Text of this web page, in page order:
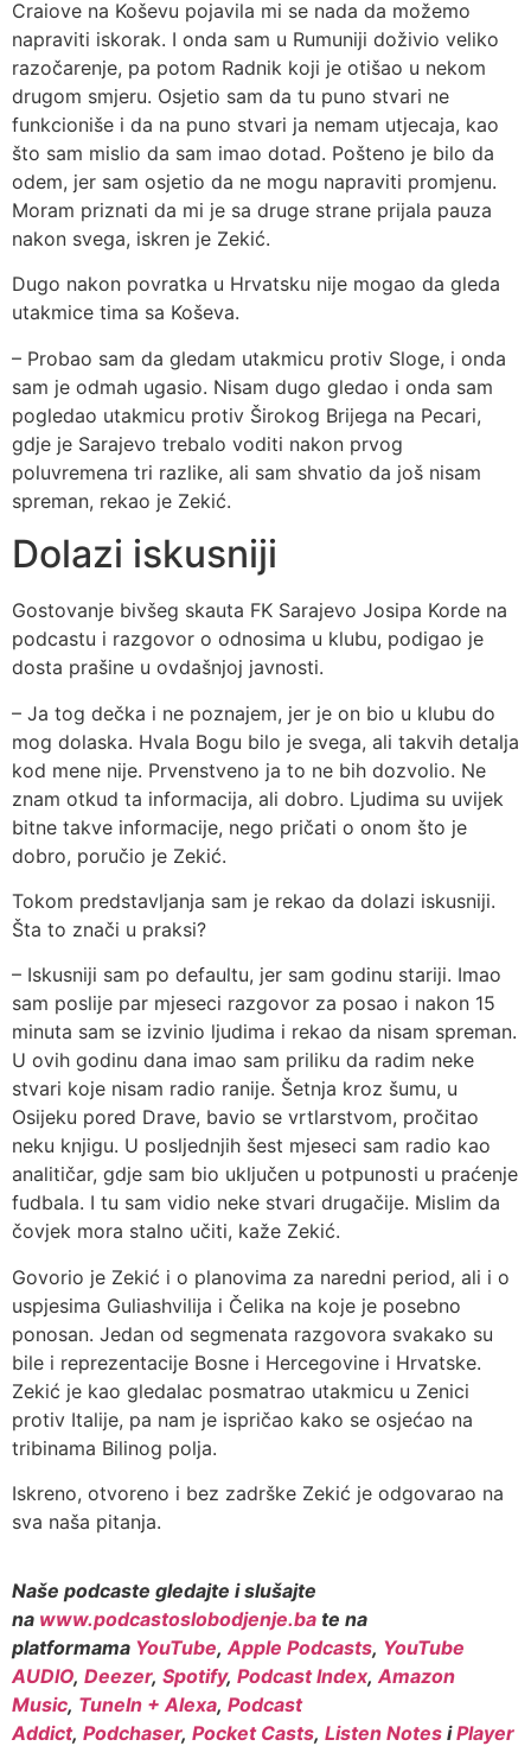
Craiove na Koševu pojavila mi se nada da možemo
napraviti iskorak. I onda sam u Rumuniji doživio veliko
razočarenje, pa potom Radnik koji je otišao u nekom
drugom smjeru. Osjetio sam da tu puno stvari ne
funkcioniše i da na puno stvari ja nemam utjecaja, kao
što sam mislio da sam imao dotad. Pošteno je bilo da
odem, jer sam osjetio da ne mogu napraviti promjenu.
Moram priznati da mi je sa druge strane prijala pauza
nakon svega, iskren je Zekić.
Dugo nakon povratka u Hrvatsku nije mogao da gleda
utakmice tima sa Koševa.
– Probao sam da gledam utakmicu protiv Sloge, i onda
sam je odmah ugasio. Nisam dugo gledao i onda sam
pogledao utakmicu protiv Širokog Brijega na Pecari,
gdje je Sarajevo trebalo voditi nakon prvog
poluvremena tri razlike, ali sam shvatio da još nisam
spreman, rekao je Zekić.
Dolazi iskusniji
Gostovanje bivšeg skauta FK Sarajevo Josipa Korde na
podcastu i razgovor o odnosima u klubu, podigao je
dosta prašine u ovdašnjoj javnosti.
– Ja tog dečka i ne poznajem, jer je on bio u klubu do
mog dolaska. Hvala Bogu bilo je svega, ali takvih detalja
kod mene nije. Prvenstveno ja to ne bih dozvolio. Ne
znam otkud ta informacija, ali dobro. Ljudima su uvijek
bitne takve informacije, nego pričati o onom što je
dobro, poručio je Zekić.
Tokom predstavljanja sam je rekao da dolazi iskusniji.
Šta to znači u praksi?
– Iskusniji sam po defaultu, jer sam godinu stariji. Imao
sam poslije par mjeseci razgovor za posao i nakon 15
minuta sam se izvinio ljudima i rekao da nisam spreman.
U ovih godinu dana imao sam priliku da radim neke
stvari koje nisam radio ranije. Šetnja kroz šumu, u
Osijeku pored Drave, bavio se vrtlarstvom, pročitao
neku knjigu. U posljednjih šest mjeseci sam radio kao
analitičar, gdje sam bio uključen u potpunosti u praćenje
fudbala. I tu sam vidio neke stvari drugačije. Mislim da
čovjek mora stalno učiti, kaže Zekić.
Govorio je Zekić i o planovima za naredni period, ali i o
uspjesima Guliashvilija i Čelika na koje je posebno
ponosan. Jedan od segmenata razgovora svakako su
bile i reprezentacije Bosne i Hercegovine i Hrvatske.
Zekić je kao gledalac posmatrao utakmicu u Zenici
protiv Italije, pa nam je ispričao kako se osjećao na
tribinama Bilinog polja.
Iskreno, otvoreno i bez zadrške Zekić je odgovarao na
sva naša pitanja.
Naše podcaste gledajte i slušajte
na www.podcastoslobodjenje.ba te na
platformama YouTube,Apple Podcasts, YouTube
AUDIO, Deezer, Spotify, Podcast Index,Amazon
Music, TuneIn + Alexa, Podcast
Addict, Podchaser, Pocket Casts, Listen Notes iPlayer